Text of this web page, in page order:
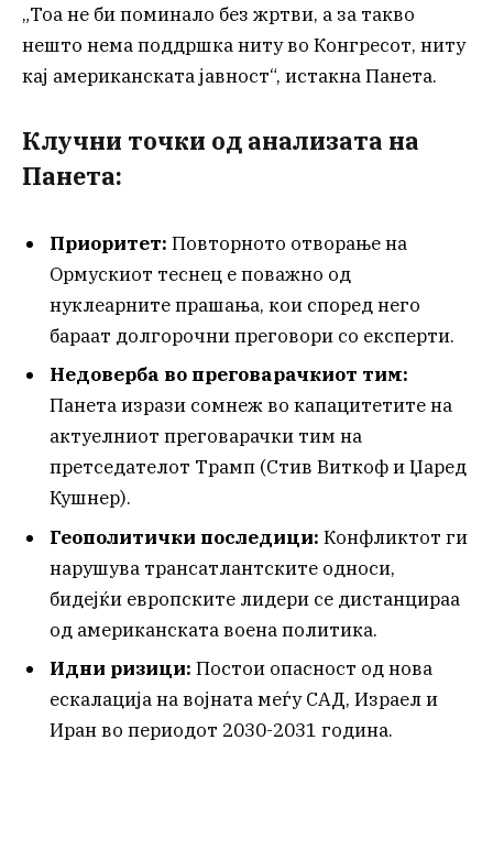
„Тоа не би поминало без жртви, а за такво
нешто нема поддршка ниту во Конгресот, ниту
кај американската јавност“, истакна Панета.
Клучни точки од анализата на
Панета:
Приоритет: Повторното отворање на
Ормускиот теснец е поважно од
нуклеарните прашања, кои според него
бараат долгорочни преговори со експерти.
Недоверба во преговарачкиот тим:
Панета изрази сомнеж во капацитетите на
актуелниот преговарачки тим на
претседателот Трамп (Стив Виткоф и Џаред
Кушнер).
Геополитички последици: Конфликтот ги
нарушува трансатлантските односи,
бидејќи европските лидери се дистанцираа
од американската воена политика.
Идни ризици: Постои опасност од нова
ескалација на војната меѓу САД, Израел и
Иран во периодот 2030-2031 година.